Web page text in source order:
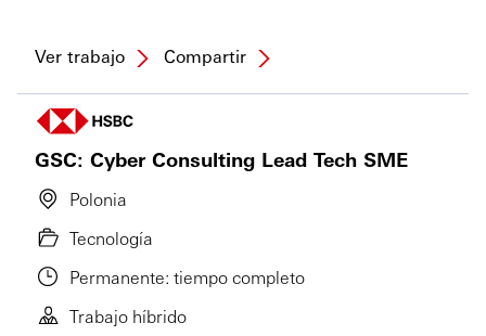
Ver trabajo Compartir
GSC: Cyber Consulting Lead Tech SME
Polonia
Tecnología
Permanente: tiempo completo
Trabajo híbrido